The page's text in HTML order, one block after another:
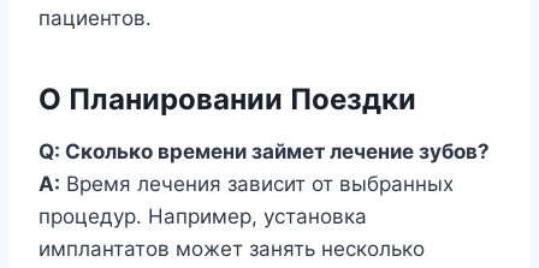
пациентов.
О Планировании Поездки
Q: Сколько времени займет лечение зубов?
A: Время лечения зависит от выбранных
процедур. Например, установка
имплантатов может занять несколько